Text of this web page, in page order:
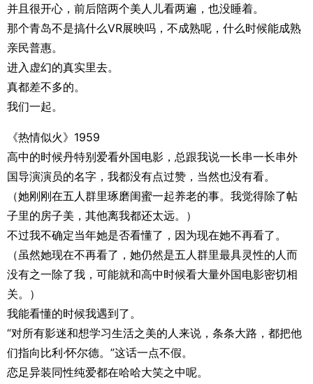
并且很开心，前后陪两个美人儿看两遍，也没睡着。
那个青岛不是搞什么VR展映吗，不成熟呢，什么时候能成熟
亲民普惠。
进入虚幻的真实里去。
真都差不多的。
我们一起。
《热情似火》1959
高中的时候丹特别爱看外国电影，总跟我说一长串一长串外
国导演演员的名字，我都没有点过赞，当然也没有看。
（她刚刚在五人群里琢磨闺蜜一起养老的事。我觉得除了帖
子里的房子美，其他离我都还太远。）
不过我不确定当年她是否看懂了，因为现在她不再看了。
（虽然她现在不再看了，她仍然是五人群里最具灵性的人而
没有之一除了我，可能就和高中时候看大量外国电影密切相
关。）
我能看懂的时候我遇到了。
“对所有影迷和想学习生活之美的人来说，条条大路，都把他
们指向比利·怀尔德。”这话一点不假。
恋足异装同性纯爱都在哈哈大笑之中呢。